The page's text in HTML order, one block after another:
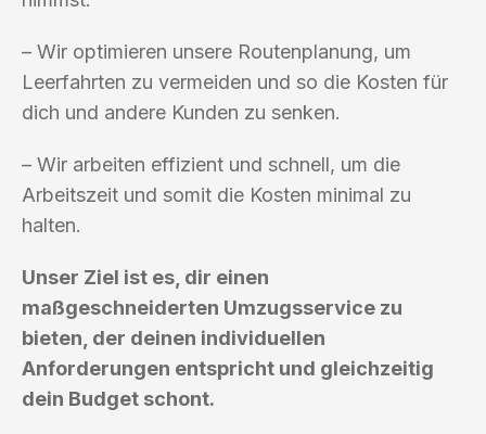
– Wir optimieren unsere Routenplanung, um
Leerfahrten zu vermeiden und so die Kosten für
dich und andere Kunden zu senken.
– Wir arbeiten effizient und schnell, um die
Arbeitszeit und somit die Kosten minimal zu
halten.
Unser Ziel ist es, dir einen
maßgeschneiderten Umzugsservice zu
bieten, der deinen individuellen
Anforderungen entspricht und gleichzeitig
dein Budget schont.